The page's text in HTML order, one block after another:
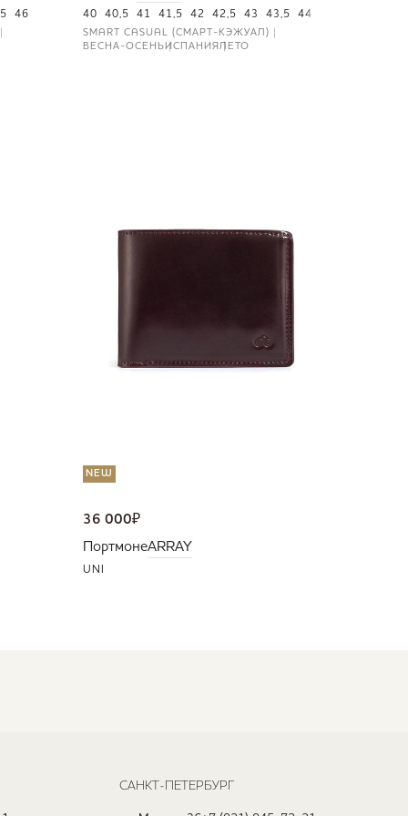
46 40 40,5 41 41,5 42 42,5 43 43,5 44
SMART CASUAL (СМАРТ-КЭЖУАЛ)
ВЕСНА-ОСЕНЬИСПАНИЯЛЕТО
NEW
36 000₽
ПортмонеARRAY
UNI
САНКТ-ПЕТЕРБУРГ